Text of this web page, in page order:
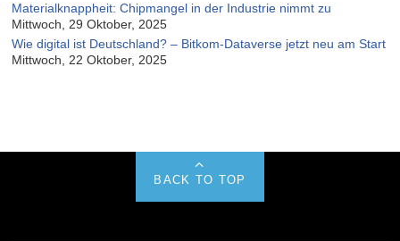
Materialknappheit: Chipmangel in der Industrie nimmt zu
Mittwoch, 29 Oktober, 2025
Wie digital ist Deutschland? – Bitkom-Dataverse jetzt neu am Start
Mittwoch, 22 Oktober, 2025
BACK TO TOP